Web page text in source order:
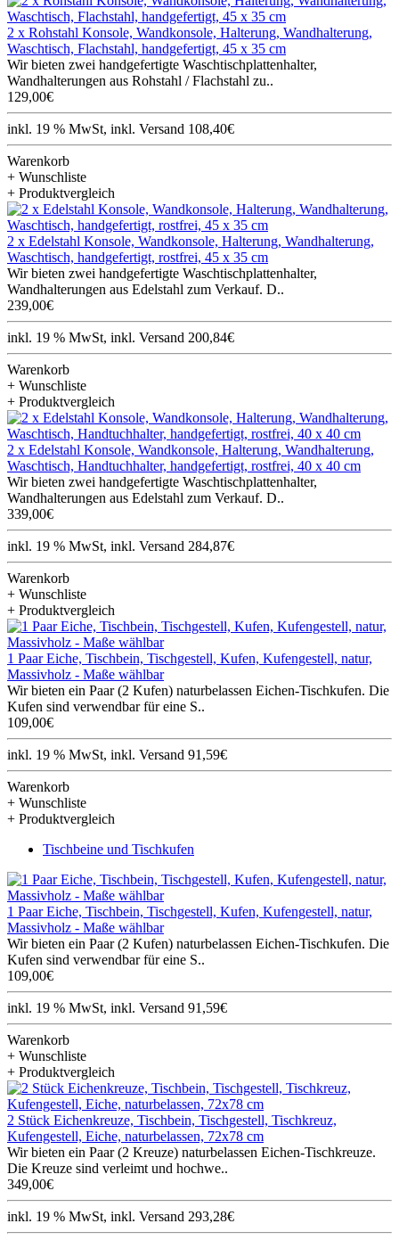
2 x Rohstahl Konsole, Wandkonsole, Halterung, Wandhalterung,
Waschtisch, Flachstahl, handgefertigt, 45 x 35 cm
Wir bieten zwei handgefertigte Waschtischplattenhalter,
Wandhalterungen aus Rohstahl / Flachstahl zu..
129,00€
inkl. 19 % MwSt, inkl. Versand 108,40€
Warenkorb
+ Wunschliste
+ Produktvergleich
2 x Edelstahl Konsole, Wandkonsole, Halterung, Wandhalterung,
Waschtisch, handgefertigt, rostfrei, 45 x 35 cm
Wir bieten zwei handgefertigte Waschtischplattenhalter,
Wandhalterungen aus Edelstahl zum Verkauf. D..
239,00€
inkl. 19 % MwSt, inkl. Versand 200,84€
Warenkorb
+ Wunschliste
+ Produktvergleich
2 x Edelstahl Konsole, Wandkonsole, Halterung, Wandhalterung,
Waschtisch, Handtuchhalter, handgefertigt, rostfrei, 40 x 40 cm
Wir bieten zwei handgefertigte Waschtischplattenhalter,
Wandhalterungen aus Edelstahl zum Verkauf. D..
339,00€
inkl. 19 % MwSt, inkl. Versand 284,87€
Warenkorb
+ Wunschliste
+ Produktvergleich
1 Paar Eiche, Tischbein, Tischgestell, Kufen, Kufengestell, natur,
Massivholz - Maße wählbar
Wir bieten ein Paar (2 Kufen) naturbelassen Eichen-Tischkufen. Die
Kufen sind verwendbar für eine S..
109,00€
inkl. 19 % MwSt, inkl. Versand 91,59€
Warenkorb
+ Wunschliste
+ Produktvergleich
Tischbeine und Tischkufen
1 Paar Eiche, Tischbein, Tischgestell, Kufen, Kufengestell, natur,
Massivholz - Maße wählbar
Wir bieten ein Paar (2 Kufen) naturbelassen Eichen-Tischkufen. Die
Kufen sind verwendbar für eine S..
109,00€
inkl. 19 % MwSt, inkl. Versand 91,59€
Warenkorb
+ Wunschliste
+ Produktvergleich
2 Stück Eichenkreuze, Tischbein, Tischgestell, Tischkreuz,
Kufengestell, Eiche, naturbelassen, 72x78 cm
Wir bieten ein Paar (2 Kreuze) naturbelassen Eichen-Tischkreuze.
Die Kreuze sind verleimt und hochwe..
349,00€
inkl. 19 % MwSt, inkl. Versand 293,28€